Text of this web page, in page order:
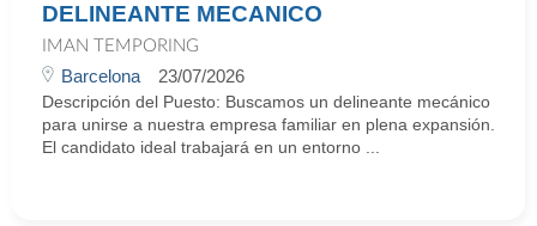
DELINEANTE MECANICO
IMAN TEMPORING
Barcelona 23/07/2026
Descripción del Puesto: Buscamos un delineante mecánico
para unirse a nuestra empresa familiar en plena expansión.
El candidato ideal trabajará en un entorno ...